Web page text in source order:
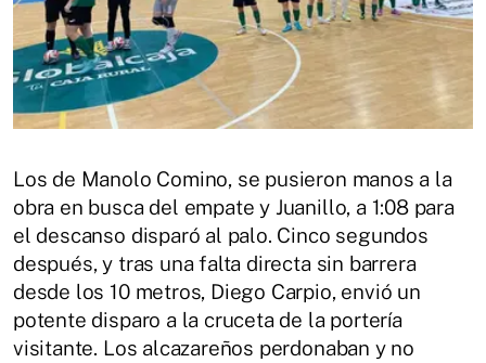
Los de Manolo Comino, se pusieron manos a la
obra en busca del empate y Juanillo, a 1:08 para
el descanso disparó al palo. Cinco segundos
después, y tras una falta directa sin barrera
desde los 10 metros, Diego Carpio, envió un
potente disparo a la cruceta de la portería
visitante. Los alcazareños perdonaban y no